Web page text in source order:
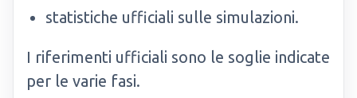
statistiche ufficiali sulle simulazioni.
I riferimenti ufficiali sono le soglie indicate
per le varie fasi.